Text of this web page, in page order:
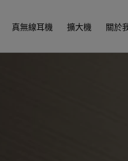
真無線耳機 擴大機 關於